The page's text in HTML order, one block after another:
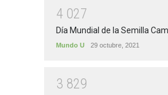
4 027
Día Mundial de la Semilla
Mundo U 29 octubre, 2021
3 829